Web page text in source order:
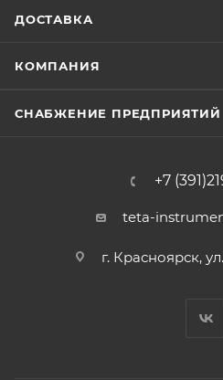
ДОСТАВКА
КОМПАНИЯ
СНАБЖЕНИЕ ПРЕДПРИЯТИЙ
+7
teta-
г. Красноярск,